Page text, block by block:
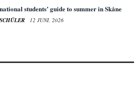
students’ guide to summer in Skåne
12 JUNI, 2026